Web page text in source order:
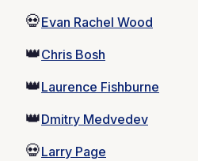
💀Evan Rachel Wood
👑Chris Bosh
👑Laurence Fishburne
👑Dmitry Medvedev
💀Larry Page